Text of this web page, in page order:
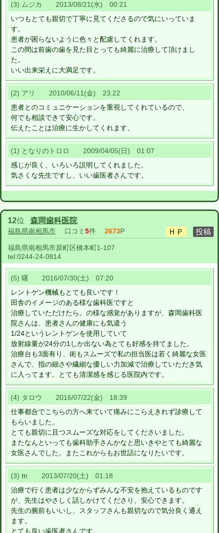
(3) ムジカ 2013/08/21(水) 00:21
いつもとても親切で丁寧に見てくださるので気にいっていま
す。
患者が困らないように色々と配慮してくれます。
この間は前歯の歯を見た目とっても綺麗に治療して頂けまし
た。
いい出来栄えに大満足です。
(2) アリ 2010/06/11(金) 23:22
患者とのコミュニケーションを重視してくれているので、
何でも相談できて安心です。
伝えたことは治療に生かしてくれます。
(1) となりのトロロ 2009/04/05(日) 01:07
感じが良く、いろいろ説明してくれました。
気さくな先生ですし、いい歯医者さんです。
12位 森岡歯科医院
福島県南相馬市 口コミ 5件 2673P
福島県南相馬市原町区橋本町1-107
tel:0244-24-0814
(5) 曙 2016/07/30(土) 07:20
レントゲン機械もとても良いです！
田舎のイメージのある様な歯科医ですと
治療していただけたら。の様な感覚がありますが、森岡歯科医
院さんは、患者さんの健康にも気遣う
1/24というレントゲンを使用していて
放射線量が24分の1しか出ない為とても好感を持てました。
治療台も3面有り、術もスムーズで私の担当医は若く綺麗な女医
さんで、指の細さや繊細な優しい力加減で治療していただき気
に入ってます。とても清潔感を感じる医院内です。
(4) タロウ 2016/07/22(金) 18:39
仕事都合でこちらの方へ来ていて痛みにこらえきれず診療して
もらいました。
とても親切に且つスムーズな対応をしてくださいました。
またなんといっても歯科助手さんかなと思いきやとても綺麗な
女医さんでした。またこれからもお世話になりたいです。
(3) ttr 2013/07/20(土) 01:18
治療で行く患者は少なからずみんな不安を抱えているものです
が、先生はやさしく話しかけてくださり、安心できます。
先生の腕前もいいし、スタッフさんも親切なので気分良く通え
ます。
とても良い歯医者さんです。